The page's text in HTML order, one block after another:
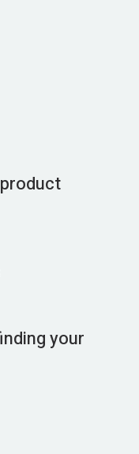
your